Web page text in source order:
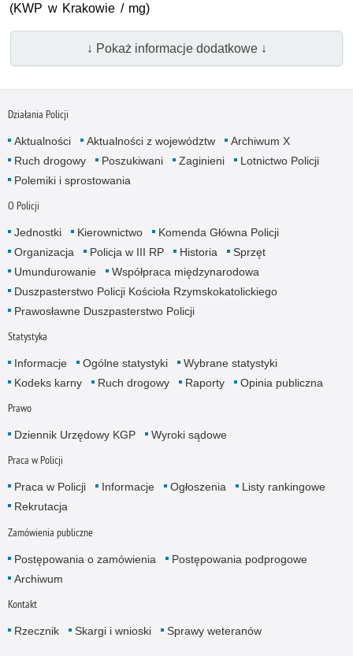
(KWP w Krakowie / mg)
↓ Pokaż informacje dodatkowe ↓
Działania Policji
Aktualności Aktualności z województw
Archiwum X
Ruch drogowy
Poszukiwani Zaginieni
Lotnictwo Policji
Polemiki i sprostowania
O Policji
Jednostki Kierownictwo
Komenda Główna Policji
Organizacja
Policja w III RP Historia
Sprzęt
Umundurowanie
Współpraca międzynarodowa
Duszpasterstwo Policji Kościoła Rzymskokatolickiego
Prawosławne Duszpasterstwo Policji
Statystyka
Informacje Ogólne statystyki
Wybrane statystyki
Kodeks karny
Ruch drogowy Raporty Opinia publiczna
Prawo
Dziennik Urzędowy KGP Wyroki sądowe
Praca w Policji
Praca w Policji Informacje Ogłoszenia
Listy rankingowe
Rekrutacja
Zamówienia publiczne
Postępowania o zamówienia
Postępowania podprogowe
Archiwum
Kontakt
Rzecznik Skargi i wnioski Sprawy weteranów